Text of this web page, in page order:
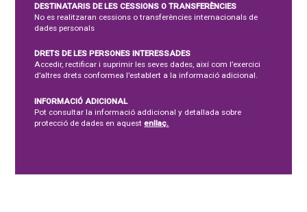
DESTINATARIS DE LES CESSIONS O TRANSFERÈNCIES
No es realitzaran cessions o transferències internacionals de
dades personals
DRETS DE LES PERSONES INTERESSADES
Accedir, rectificar i suprimir les seves dades, així com l’exercici
d’altres drets conformea l’establert a la informació adicional.
INFORMACIÓ ADICIONAL
Pot consultar la informació addicional y detallada sobre
protecció de dades en aquestenllaç.